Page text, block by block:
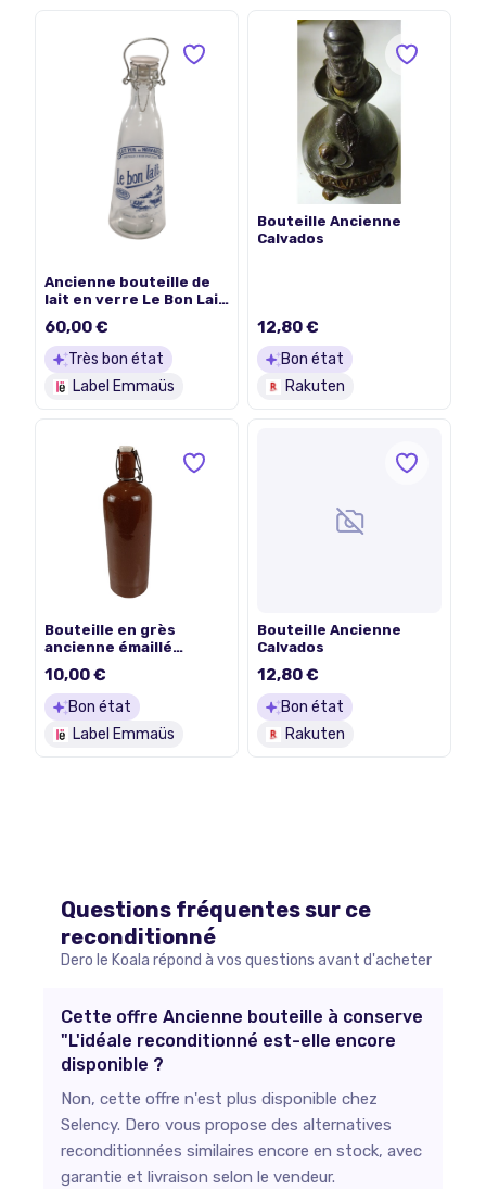
Ancienne bouteille de
lait en verre Le Bon Lait
Pur de Normandie
60,00 €
Très bon état
Label Emmaüs
Bouteille Ancienne
Calvados
12,80 €
Bon état
Rakuten
Bouteille en grès
ancienne émaillé
marron
10,00 €
Bon état
Label Emmaüs
Bouteille Ancienne
Calvados
12,80 €
Bon état
Rakuten
Questions fréquentes sur ce
reconditionné
Dero le Koala répond à vos questions avant d'acheter
Cette offre Ancienne bouteille à conserve
"L'idéale reconditionné est-elle encore
disponible ?
Non, cette offre n'est plus disponible chez
Selency. Dero vous propose des alternatives
reconditionnées similaires encore en stock, avec
garantie et livraison selon le vendeur.